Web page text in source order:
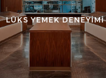
LÜKS YEMEK DENEYIMI